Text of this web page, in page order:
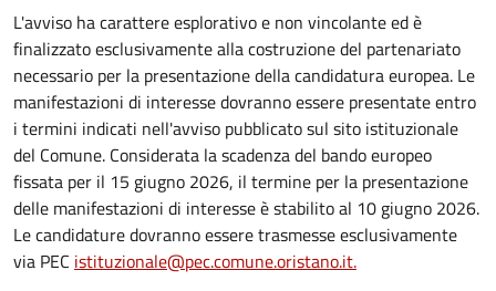
L'avviso ha carattere esplorativo e non vincolante ed è
finalizzato esclusivamente alla costruzione del partenariato
necessario per la presentazione della candidatura europea. Le
manifestazioni di interesse dovranno essere presentate entro
i termini indicati nell'avviso pubblicato sul sito istituzionale
del Comune. Considerata la scadenza del bando europeo
fissata per il 15 giugno 2026, il termine per la presentazione
delle manifestazioni di interesse è stabilito al 10 giugno 2026.
Le candidature dovranno essere trasmesse esclusivamente
via PEC istituzionale@pec.comune.oristano.it.